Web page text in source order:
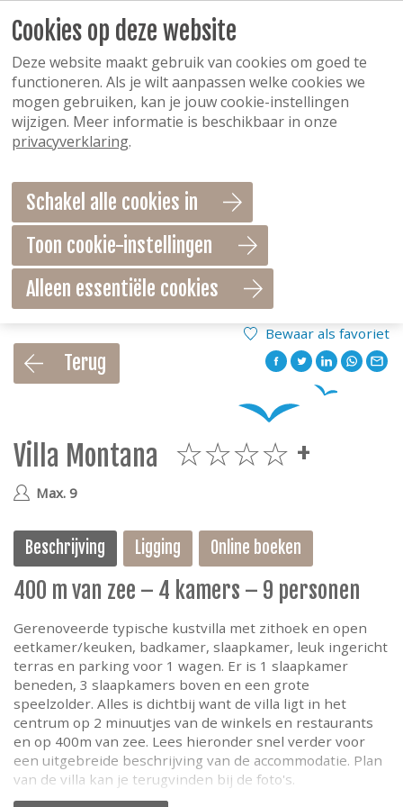
Bewaar als favoriet
Terug
Villa Montana
Max. 9
Beschrijving Ligging Online boeken
400 m van zee – 4 kamers – 9 personen
Gerenoveerde typische kustvilla met zithoek en open
eetkamer/keuken, badkamer, slaapkamer, leuk ingericht
terras en parking voor 1 wagen. Er is 1 slaapkamer
beneden, 3 slaapkamers boven en een grote
speelzolder. Alles is dichtbij want de villa ligt in het
centrum op 2 minuutjes van de winkels en restaurants
en op 400m van zee. Lees hieronder snel verder voor
een uitgebreide beschrijving van de accommodatie. Plan
van de villa kan je terugvinden bij de foto's.
Cookies op deze website
Deze website maakt gebruik van cookies om goed te
functioneren. Als je wilt aanpassen welke cookies we
mogen gebruiken, kan je jouw cookie-instellingen
wijzigen. Meer informatie is beschikbaar in onze
privacyverklaring.
Schakel alle cookies in
Toon cookie-instellingen
Alleen essentiële cookies